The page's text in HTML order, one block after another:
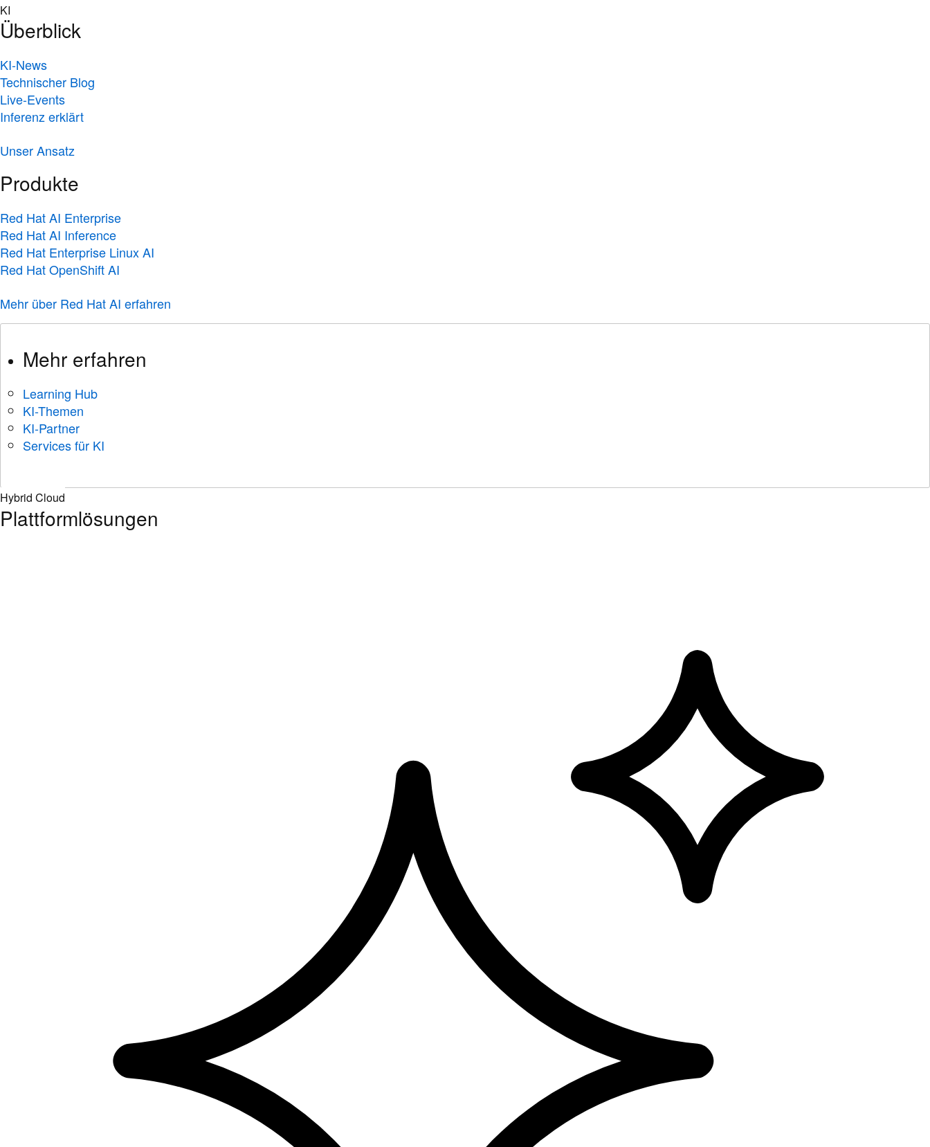
Skip
to
content
KI
Überblick
KI-News
Technischer Blog
Live-Events
Inferenz erklärt
Unser Ansatz
Produkte
Red Hat AI Enterprise
Red Hat AI Inference
Red Hat Enterprise Linux AI
Red Hat OpenShift AI
Mehr über Red Hat AI erfahren
Mehr erfahren
Learning Hub
KI-Themen
KI-Partner
Services für KI
Hybrid Cloud
Plattformlösungen